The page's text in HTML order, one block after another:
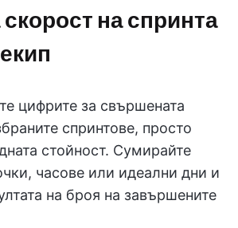
на спринта
цифрите за свършената
спринтове, просто
стойност. Сумирайте
часове или идеални дни и
на броя на завършените